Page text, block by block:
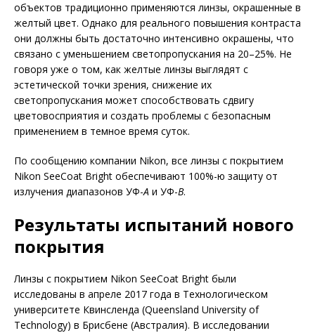
объектов традиционно применяются линзы, окрашенные в
желтый цвет. Однако для реального повышения контраста
они должны быть достаточно интенсивно окрашены, что
связано с уменьшением светопропускания на 20–25%. Не
говоря уже о том, как желтые линзы выглядят с
эстетической точки зрения, снижение их
светопропускания может способствовать сдвигу
цветовосприятия и создать проблемы с безопасным
применением в темное время суток.
По сообщению компании Nikon, все линзы с покрытием
Nikon SeeCoat Bright обеспечивают 100%-ю защиту от
излучения диапазонов УФ-А и УФ-B.
Результаты испытаний нового
покрытия
Линзы с покрытием Nikon SeeCoat Bright были
исследованы в апреле 2017 года в Технологическом
университете Квинсленда (Queensland University of
Technology) в Брисбене (Австралия). В исследовании